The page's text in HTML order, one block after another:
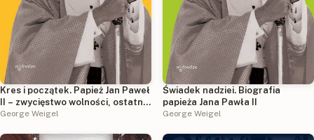
Kres i początek. Papież Jan Paweł
II – zwycięstwo wolności, ostatnie
lata, dziedzictwo
George Weigel
Świadek nadziei. Biografia
papieża Jana Pawła II
George Weigel